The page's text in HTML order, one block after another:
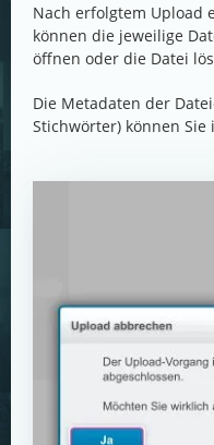
Nach erfolgtem Upload
können die jeweilige
öffnen oder die Datei
Die Metadaten der
Stichwörter) können